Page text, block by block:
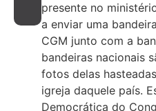
presente no
a enviar uma
CGM junto com a
bandeiras nacionais
fotos delas
igreja daquele país.
Democrática do